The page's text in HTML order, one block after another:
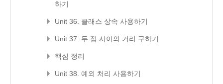
하기
Unit 36. 클래스 상속 사용하기
Unit 37. 두 점 사이의 거리 구하기
핵심 정리
Unit 38. 예외 처리 사용하기